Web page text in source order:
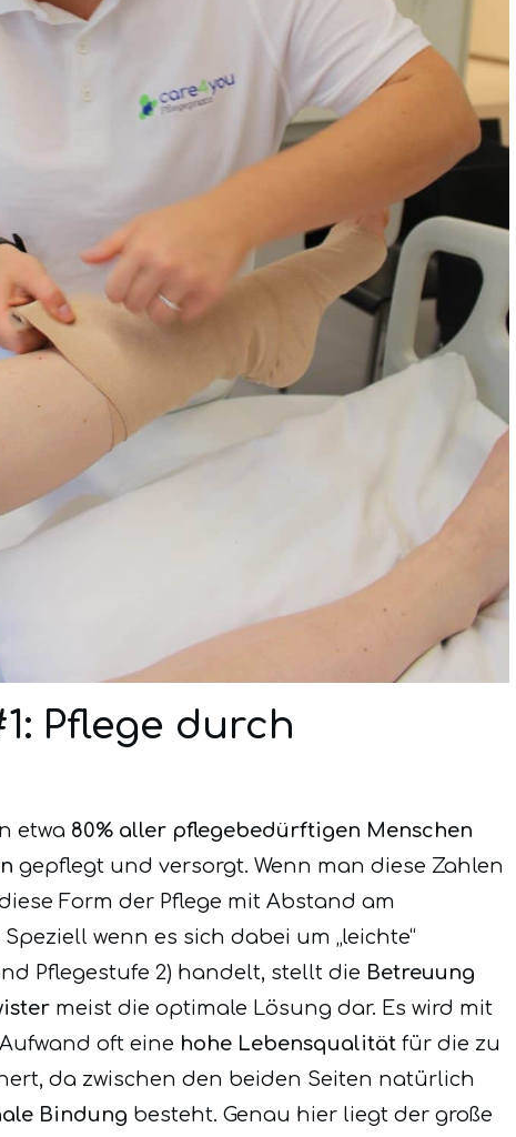
Pflege durch
etwa 80% aller pflegebedürftigen Menschen
gepflegt und versorgt. Wenn man diese Zahlen
Form der Pflege mit Abstand am
wenn es sich dabei um „leichte“
Pflegestufe 2) handelt, stellt die Betreuung
meist die optimale Lösung dar. Es wird mit
oft eine hohe Lebensqualität für die zu
da zwischen den beiden Seiten natürlich
Bindung besteht. Genau hier liegt der große